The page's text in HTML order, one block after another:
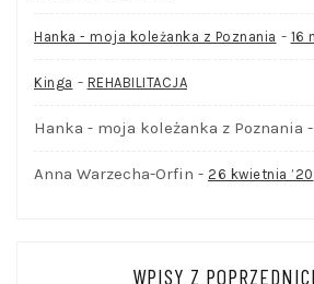
Hanka - moja koleżanka z Poznania - 16
Kinga - REHABILITACJA
Hanka - moja koleżanka z Poznania -
Anna Warzecha-Orfin - 26 kwietnia ’20
WPISY Z